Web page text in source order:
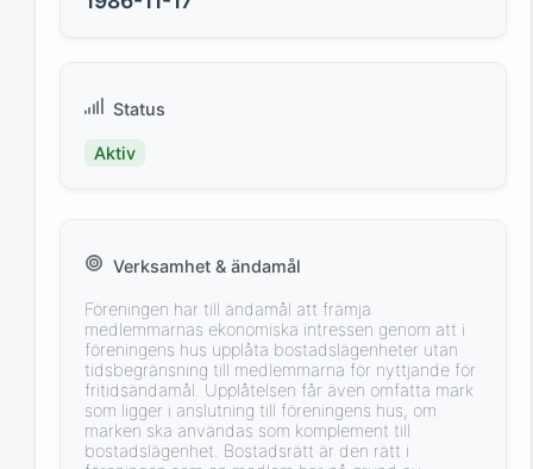
Status
Aktiv
Verksamhet & ändamål
Föreningen har till ändamål att främja
medlemmarnas ekonomiska intressen genom att i
föreningens hus upplåta bostadslägenheter utan
tidsbegränsning till medlemmarna för nyttjande för
fritidsändamål. Upplåtelsen får även omfatta mark
som ligger i anslutning till föreningens hus, om
marken ska användas som komplement till
bostadslägenhet. Bostadsrätt är den rätt i